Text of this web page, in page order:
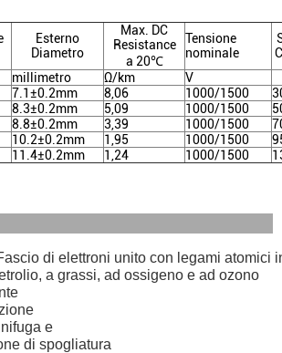
Esterno
Diametro
Max. DC
Resistance
a 20℃
Tensione
nominale
millimetro Ω/km
V
7.1±0.2mm 8,06 1000/1500
8.3±0.2mm 5,09 1000/1500
8.8±0.2mm 3,39 1000/1500
10.2±0.2mm 1,95 1000/1500
11.4±0.2mm 1,24 1000/1500
di elettroni unito con legami atomici
a grassi, ad ossigeno e ad ozono
e
di spogliatura